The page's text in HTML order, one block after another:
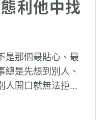
利他中找
是那個最貼心、最
總是先想到別人、
人開口就無法拒
名的心累與空